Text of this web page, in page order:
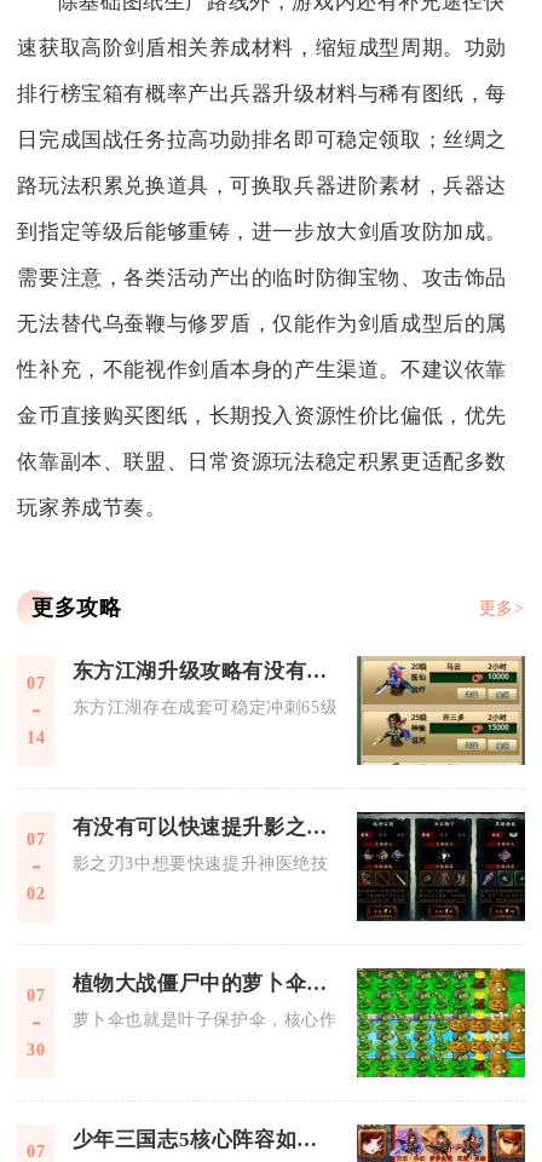
速获取高阶剑盾相关养成材料，缩短成型周期。功勋
排行榜宝箱有概率产出兵器升级材料与稀有图纸，每
日完成国战任务拉高功勋排名即可稳定领取；丝绸之
路玩法积累兑换道具，可换取兵器进阶素材，兵器达
到指定等级后能够重铸，进一步放大剑盾攻防加成。
需要注意，各类活动产出的临时防御宝物、攻击饰品
无法替代乌蚕鞭与修罗盾，仅能作为剑盾成型后的属
性补充，不能视作剑盾本身的产生渠道。不建议依靠
金币直接购买图纸，长期投入资源性价比偏低，优先
依靠副本、联盟、日常资源玩法稳定积累更适配多数
玩家养成节奏。
更多攻略 更多>
07
14
东方江湖升级攻略有没有快速65级的技巧
东方江湖存在成套可稳定冲刺65级的高效升级技巧，核心思
07
02
有没有可以快速提升影之刃3神医绝技的秘籍
影之刃3中想要快速提升神医绝技，核心秘籍围绕绝技养成
07
30
植物大战僵尸中的萝卜伞有何作用
萝卜伞也就是叶子保护伞，核心作用是抵御蹦极僵尸的偷窃
07 少年三国志5核心阵容如何提高防守能力